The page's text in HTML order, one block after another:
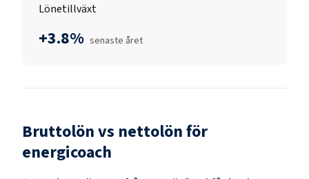
Lönetillväxt
+3.8% senaste året
Bruttolön vs nettolön för
energicoach